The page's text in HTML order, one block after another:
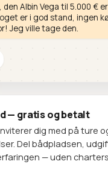
den Albin Vega til 5.000 €
er i god stand, ingen
Jeg ville tage den.
— gratis og betalt
dig med på ture
Del bådpladsen,
— uden